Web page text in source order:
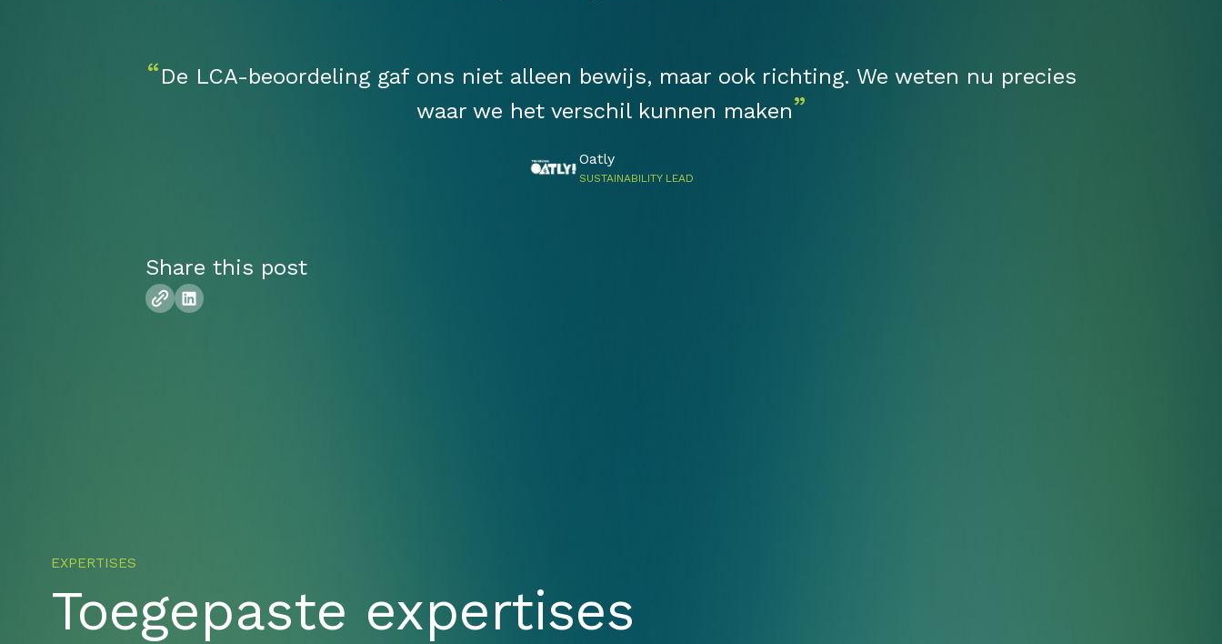
“De LCA-beoordeling gaf ons niet alleen bewijs, maar ook richting. We weten nu precies
waar we het verschil kunnen maken”
Oatly
SUSTAINABILITY LEAD
Share this post
EXPERTISES
Toegepaste expertises